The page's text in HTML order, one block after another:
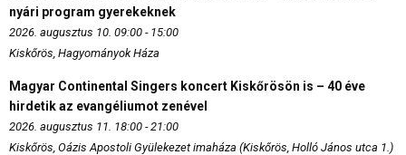
nyári program gyerekeknek
2026. augusztus 10. 09:00 - 15:00
Kiskőrös, Hagyományok Háza
Magyar Continental Singers koncert Kiskőrösön is – 40 éve
hirdetik az evangéliumot zenével
2026. augusztus 11. 18:00 - 21:00
Kiskőrös, Oázis Apostoli Gyülekezet imaháza (Kiskőrös, Holló János utca 1.)